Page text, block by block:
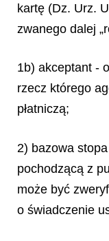
kartę (Dz. Urz.
zwanego dalej
1b) akceptant -
rzecz którego
płatniczą;
2) bazowa
pochodzącą z
może być
o świadczenie